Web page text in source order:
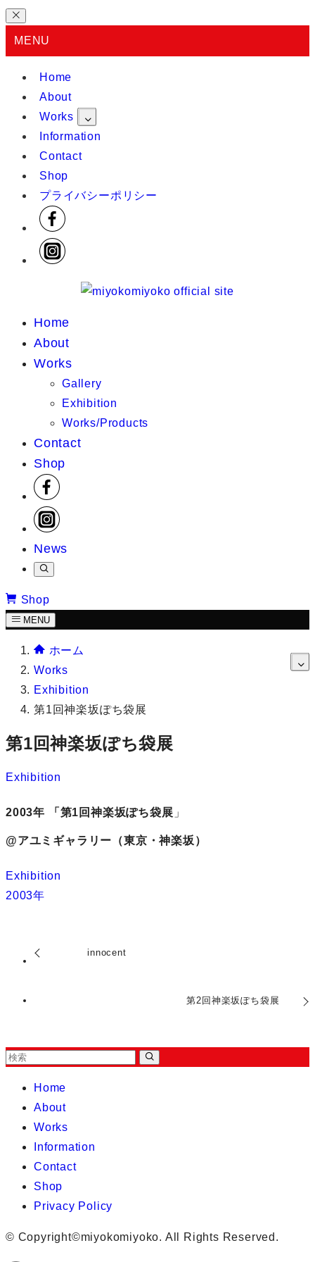
MENU
Home
About
Works
Information
Contact
Shop
プライバシーポリシー
Home
About
Works
Gallery
Exhibition
Works/Products
Contact
Shop
News
Shop
MENU
ホーム
Works
Exhibition
第1回神楽坂ぽち袋展
第1回神楽坂ぽち袋展
Exhibition
2003年 「第1回神楽坂ぽち袋展 」
@アユミギャラリー（東京・神楽坂）
Exhibition
2003年
innocent
第2回神楽坂ぽち袋展
Home
About
Works
Information
Contact
Shop
Privacy Policy
© Copyright©miyokomiyoko. All Rights Reserved.